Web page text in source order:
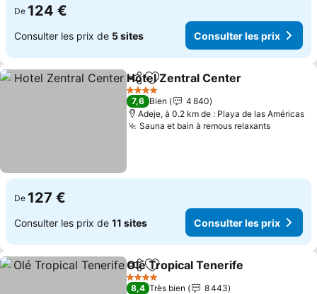
De 124 €
Consulter les prix de 5 sites Consulter les prix
PartagerAjouter à mes favoris
Hotel Zentral Center
4 Étoiles
7,6 Bien
4 840
Adeje, à 0.2 km de : Playa de las Américas
Sauna et bain à remous relaxants
De 127 €
Consulter les prix de 11 sites Consulter les prix
PartagerAjouter à mes favoris
Olé Tropical Tenerife
4 Étoiles
8,4 Très bien
8 443